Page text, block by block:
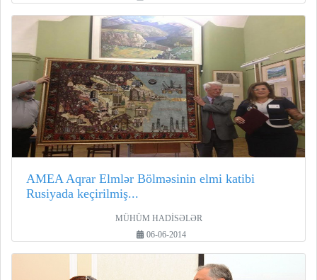
AMEA Aqrar Elmlər Bölməsinin elmi katibi
Rusiyada keçirilmiş...
MÜHÜM HADİSƏLƏR
06-06-2014